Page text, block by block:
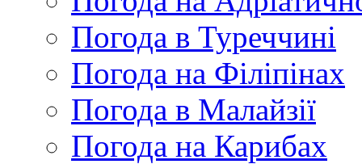
Погода в Туреччині
Погода на Філіпінах
Погода в Малайзії
Погода на Карибах